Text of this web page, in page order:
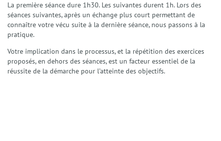
La première séance dure 1h30. Les suivantes durent 1h. Lors des
séances suivantes, après un échange plus court permettant de
connaître votre vécu suite à la dernière séance, nous passons à la
pratique.
Votre implication dans le processus, et la répétition des exercices
proposés, en dehors des séances, est un facteur essentiel de la
réussite de la démarche pour l’atteinte des objectifs.